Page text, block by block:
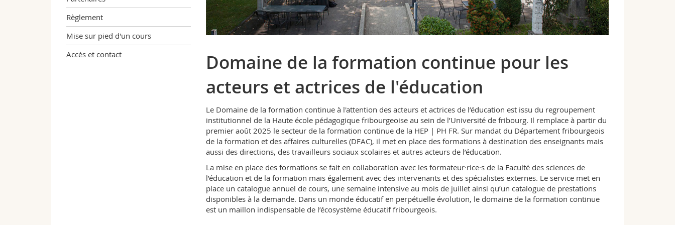
Règlement
Mise sur pied d'un cours
Accès et contact
Domaine de la formation continue pour les
acteurs et actrices de l'éducation
Le Domaine de la formation continue à l'attention des acteurs et actrices de l’éducation est issu du regroupement
institutionnel de la Haute école pédagogique fribourgeoise au sein de l’Université de fribourg. Il remplace à partir du
premier août 2025 le secteur de la formation continue de la HEP | PH FR. Sur mandat du Département fribourgeois
de la formation et des affaires culturelles (DFAC), il met en place des formations à destination des enseignants mais
aussi des directions, des travailleurs sociaux scolaires et autres acteurs de l’éducation.
La mise en place des formations se fait en collaboration avec les formateur·rice·s de la Faculté des sciences de
l’éducation et de la formation mais également avec des intervenants et des spécialistes externes. Le service met en
place un catalogue annuel de cours, une semaine intensive au mois de juillet ainsi qu’un catalogue de prestations
disponibles à la demande. Dans un monde éducatif en perpétuelle évolution, le domaine de la formation continue
est un maillon indispensable de l’écosystème éducatif fribourgeois.